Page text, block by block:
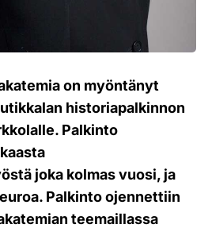
on myöntänyt
historiapalkinnon
Palkinto
joka kolmas vuosi, ja
Palkinto ojennettiin
teemaillassa